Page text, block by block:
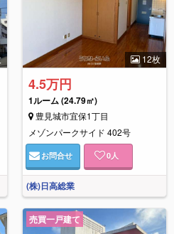
12枚
4.5万円
1ルーム(24.79㎡)
豊見城市宜保1丁目
メゾンパークサイド 402号
お問合せ 0人
(株)日高総業
売買一戸建て